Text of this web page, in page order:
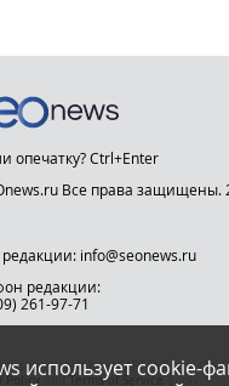
использует cookie-
опечатку? Ctrl+Enter
Все права защищены.
редакции: info@seonews.ru
редакции:
261-97-71
is protected by reCAPTCHA and the
Policyand Terms of Serviceapply.